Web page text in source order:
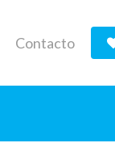
Contacto